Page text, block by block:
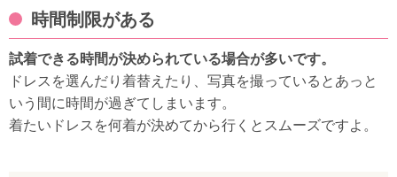
時間制限がある
試着できる時間が決められている場合が多いです。
ドレスを選んだり着替えたり、写真を撮っているとあっと
いう間に時間が過ぎてしまいます。
着たいドレスを何着が決めてから行くとスムーズですよ。